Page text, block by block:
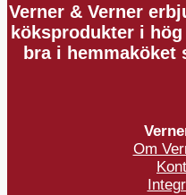
Verner & Verner
köksprodukter i
bra i hemmaköket
Om